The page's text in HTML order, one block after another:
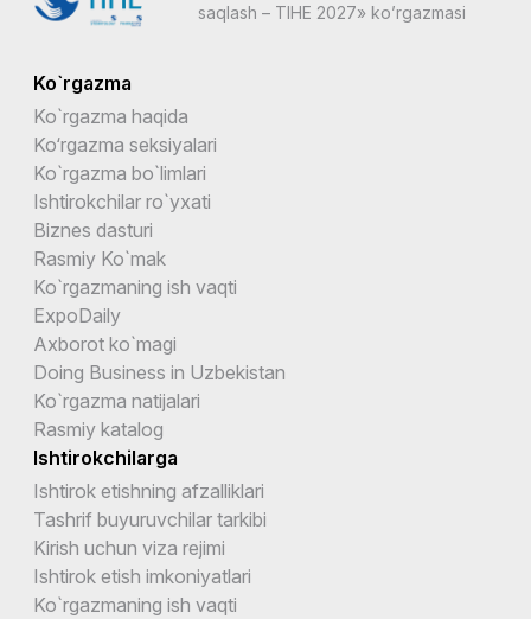
saqlash – TIHE 2027» ko’rgazmasi
Ko`rgazma
Ko`rgazma haqida
Ko‘rgazma seksiyalari
Ko`rgazma bo`limlari
Ishtirokchilar ro`yxati
Biznes dasturi
Rasmiy Ko`mak
Ko`rgazmaning ish vaqti
ExpoDaily
Axborot ko`magi
Doing Business in Uzbekistan
Ko`rgazma natijalari
Rasmiy katalog
Ishtirokchilarga
Ishtirok etishning afzalliklari
Tashrif buyuruvchilar tarkibi
Kirish uchun viza rejimi
Ishtirok etish imkoniyatlari
Ko`rgazmaning ish vaqti